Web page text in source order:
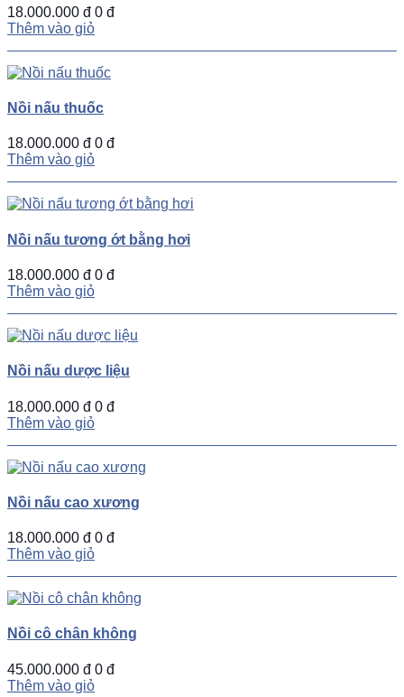
18.000.000 đ 0 đ
Thêm vào giỏ
Nồi nấu thuốc
18.000.000 đ 0 đ
Thêm vào giỏ
Nồi nấu tương ớt bằng hơi
18.000.000 đ 0 đ
Thêm vào giỏ
Nồi nấu dược liệu
18.000.000 đ 0 đ
Thêm vào giỏ
Nồi nấu cao xương
18.000.000 đ 0 đ
Thêm vào giỏ
Nồi cô chân không
45.000.000 đ 0 đ
Thêm vào giỏ